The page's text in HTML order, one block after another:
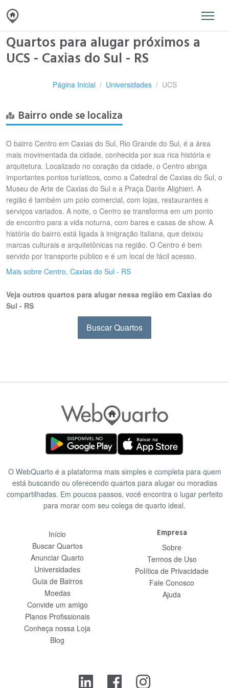
Quartos para alugar próximos a
UCS - Caxias do Sul - RS
Página Inicial Universidades UCS
Bairro onde se localiza
O bairro Centro em Caxias do Sul, Rio Grande do Sul, é a área
mais movimentada da cidade, conhecida por sua rica história e
arquitetura. Localizado no coração da cidade, o Centro abriga
importantes pontos turísticos, como a Catedral de Caxias do Sul, o
Museu de Arte de Caxias do Sul e a Praça Dante Alighieri. A
região é também um polo comercial, com lojas, restaurantes e
serviços variados. A noite, o Centro se transforma em um ponto
de encontro para a vida noturna, com bares e casas de show. A
história do bairro está ligada à imigração italiana, que deixou
marcas culturais e arquitetônicas na região. O Centro é bem
servido por transporte público e é um local de fácil acesso.
Mais sobre Centro, Caxias do Sul - RS
Veja outros quartos para alugar nessa região em Caxias do
Sul - RS
Buscar Quartos
O WebQuarto é a plataforma mais simples e completa para quem
está buscando ou oferecendo quartos para alugar ou moradias
compartilhadas. Em poucos passos, você encontra o lugar perfeito
para morar com seu colega de quarto ideal.
Início
Buscar Quartos
Anunciar Quarto
Universidades
Guia de Bairros
Moedas
Convide um amigo
Planos Profissionais
Conheça nossa Loja
Blog
Empresa
Sobre
Termos de Uso
Política de Privacidade
Fale Conosco
Ajuda